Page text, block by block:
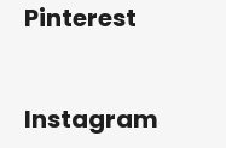
Pinterest
Instagram